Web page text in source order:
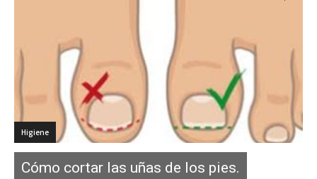
Higiene
Cómo cortar las uñas de los pies.